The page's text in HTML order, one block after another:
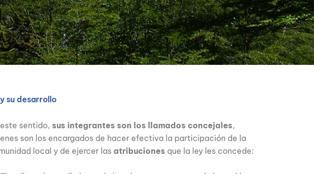
su desarrollo
este sentido, sus integrantes son los llamados concejales,
son los encargados de hacer efectiva la participación de la
local y de ejercer las atribuciones que la ley les concede: